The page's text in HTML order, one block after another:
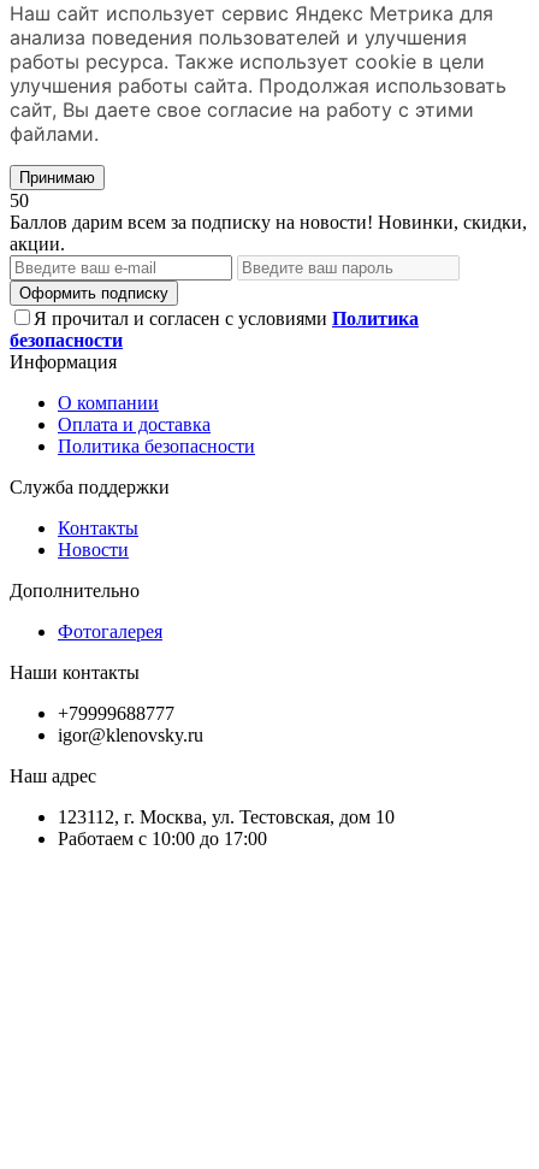
Наш сайт использует сервис Яндекс Метрика для
анализа поведения пользователей и улучшения
работы ресурса. Также использует cookie в цели
улучшения работы сайта. Продолжая использовать
сайт, Вы даете свое согласие на работу с этими
файлами.
Принимаю
50
Баллов дарим всем за подписку на новости! Новинки, скидки,
акции.
Оформить подписку
Я прочитал и согласен с условиями Политика
безопасности
Информация
О компании
Оплата и доставка
Политика безопасности
Служба поддержки
Контакты
Новости
Дополнительно
Фотогалерея
Наши контакты
+79999688777
igor@klenovsky.ru
Наш адрес
123112, г. Москва, ул. Тестовская, дом 10
Работаем с 10:00 до 17:00